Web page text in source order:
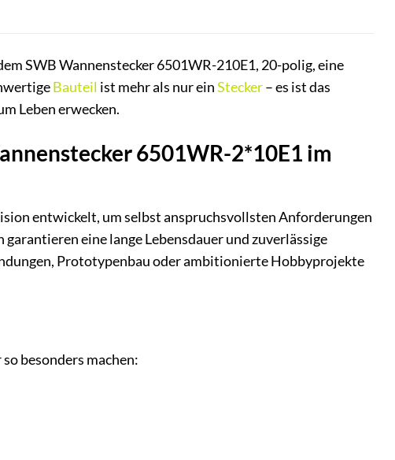
SWB Wannenstecker 6501WR-210E1, 20-polig, eine
Bauteil ist mehr als nur einStecker– es ist das
Leben erwecken.
6501WR-2*10E1 im
entwickelt, um selbst anspruchsvollsten Anforderungen
eine lange Lebensdauer und zuverlässige
Prototypenbau oder ambitionierte Hobbyprojekte
besonders machen: